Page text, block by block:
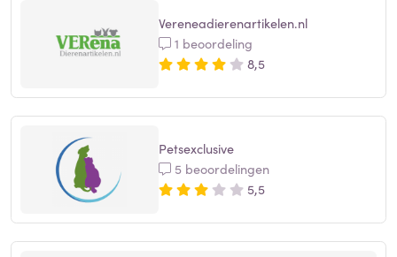
Vereneadierenartikelen.nl
1 beoordeling
8,5
Petsexclusive
5 beoordelingen
5,5